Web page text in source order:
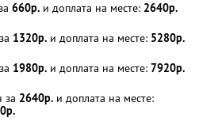
660р. и доплата на месте: 2640р.
1320р. и доплата на месте: 5280р.
1980р. и доплата на месте: 7920р.
за 2640р. и доплата на месте: